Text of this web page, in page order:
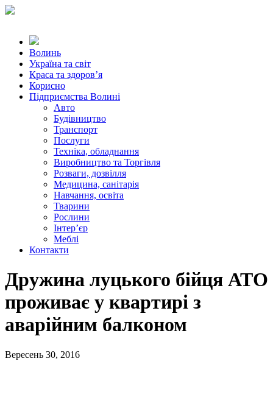
Волинь
Україна та світ
Краса та здоров’я
Корисно
Підприємства Волині
Авто
Будівництво
Транспорт
Послуги
Техніка, обладнання
Виробництво та Торгівля
Розваги, дозвілля
Медицина, санітарія
Навчання, освіта
Тварини
Рослини
Інтер’єр
Меблі
Контакти
Дружина луцького бійця АТО
проживає у квартирі з
аварійним балконом
Вересень 30, 2016